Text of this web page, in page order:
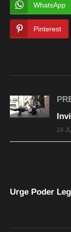
WhatsApp
Pinterest
24